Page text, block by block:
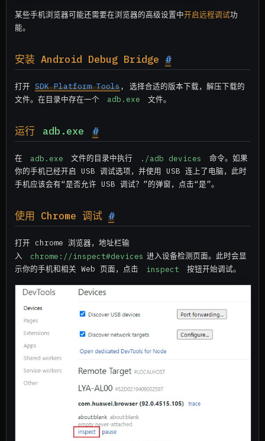
某些手机浏览器可能还需要在浏览器的高级设置中开启远程调试功
能。
安装 Android Debug Bridge #
打开 SDK Platform Tools, 选择合适的版本下载，解压下载的
文件。在目录中存在一个
adb.exe 文件。
运行 adb.exe #
在 adb.exe 文件的目录中执行 ./adb devices
命令。如果
你的手机已经开启 USB 调试选项，并使用 USB 连上了电脑，此时
手机应该会有“是否允许 USB 调试？”的弹窗，点击“是”。
使用 Chrome 调试 #
打开 chrome 浏览器，地址栏输
入
chrome://inspect#devices 进入设备检测页面。此时会显
示你的手机和相关 Web 页面，点击
inspect 按钮开始调试。